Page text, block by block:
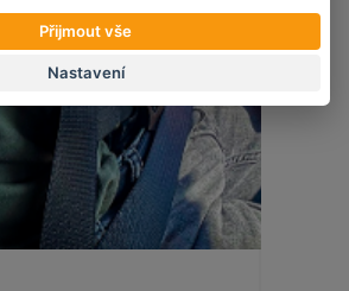
Přijmout vše
Nastavení